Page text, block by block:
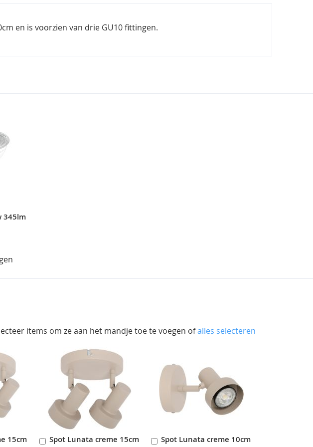
en is voorzien van drie GU10 fittingen.
345lm
items om ze aan het mandje toe te voegen ofalles selecteren
15cm Spot Lunata creme 15cm
In
Spot Lunata creme 10cm
In